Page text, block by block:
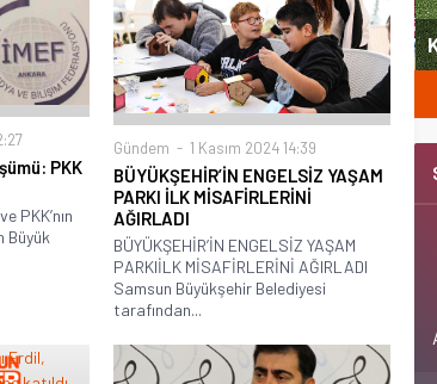
PKK
PKK’nın
Büyük
Gündem 1 Kasım 2024 14:39
BÜYÜKŞEHİR’İN ENGELSİZ YAŞAM
PARKI İLK MİSAFİRLERİNİ
AĞIRLADI
BÜYÜKŞEHİR’İN ENGELSİZ YAŞAM
PARKIİLK MİSAFİRLERİNİ AĞIRLADI
Samsun Büyükşehir Belediyesi
tarafından...
Şubat’ta spor ve heyecan var